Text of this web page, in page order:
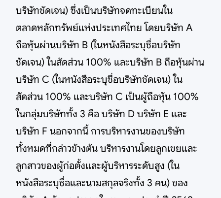
บริษัทชัดเจน) ซึ่งเป็นบริษัทจดทะเบียนใน
ตลาดหลักทรัพย์แห่งประเทศไทย โดยบริษัท A
ถือหุ้นผ่านบริษัท B (ในหนังสือระบุชื่อบริษัท
ชัดเจน) ในสัดส่วน 100% และบริษัท B ถือหุ้นผ่าน
บริษัท C (ในหนังสือระบุชื่อบริษัทชัดเจน) ใน
สัดส่วน 100% และบริษัท C เป็นผู้ถือหุ้น 100%
ในกลุ่มบริษัททั้ง 3 คือ บริษัท D บริษัท E และ
บริษัท F นอกจากนี้ การบริหารงานของบริษัท
ทั้งหมดที่กล่าวข้างต้น บริหารงานโดยลูกเขยและ
ลูกสาวของผู้ก่อตั้งและผู้บริหารระดับสูง (ใน
หนังสือระบุชื่อและนามสกุลจริงทั้ง 3 คน) ของ